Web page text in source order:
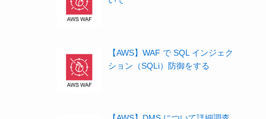
【AWS】WAF で SQL インジェク
ション（SQLi）防御をする